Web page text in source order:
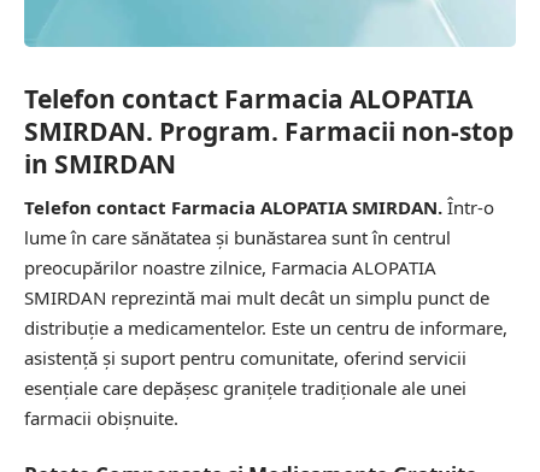
Telefon contact Farmacia ALOPATIA
SMIRDAN. Program. Farmacii non-stop
in SMIRDAN
Telefon contact Farmacia ALOPATIA SMIRDAN. Într-o
lume în care sănătatea și bunăstarea sunt în centrul
preocupărilor noastre zilnice, Farmacia ALOPATIA
SMIRDAN reprezintă mai mult decât un simplu punct de
distribuție a medicamentelor. Este un centru de informare,
asistență și suport pentru comunitate, oferind servicii
esențiale care depășesc granițele tradiționale ale unei
farmacii obișnuite.